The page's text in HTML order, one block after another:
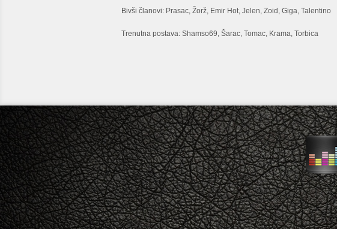
Bivši članovi: Prasac, Žorž, Emir Hot, Jelen, Zoid, Giga, Talentino
Trenutna postava: Shamso69, Šarac, Tomac, Krama, Torbica